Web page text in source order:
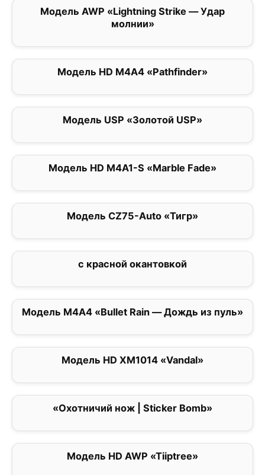
Модель AWP «Lightning Strike — Удар
молнии»
Модель HD M4A4 «Pathfinder»
Модель USP «Золотой USP»
Модель HD M4A1-S «Marble Fade»
Модель CZ75-Auto «Тигр»
с красной окантовкой
0
Модель M4A4 «Bullet Rain — Дождь из пуль»
Модель HD XM1014 «Vandal»
«Охотничий нож | Sticker Bomb»
Модель HD AWP «Tiiptree»